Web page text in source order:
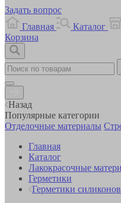
Задать вопрос
Главная
Каталог
Корзина
Назад
Популярные категории
Отделочные материалы
Главная
Каталог
Лакокрасочные
Герметики
Герметики